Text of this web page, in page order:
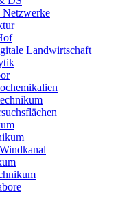
Netzwerke
Landwirtschaft